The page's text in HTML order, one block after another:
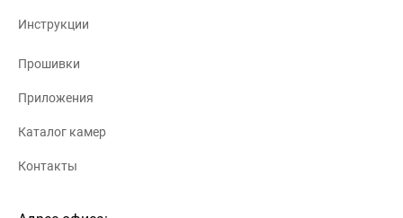
Инструкции
Прошивки
Приложения
Каталог камер
Контакты